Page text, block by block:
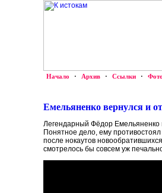
Начало · Архив · Ссылки ·
Емельяненко вернулся и
Легендарный Фёдор Емельяненко
Понятное дело, ему
после нокаутов
смотрелось бы совсем уж